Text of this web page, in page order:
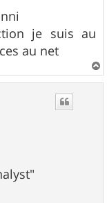
je suis au
au net
a